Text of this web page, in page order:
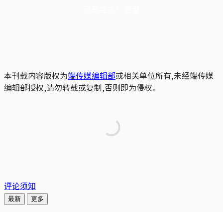
本刊载内容版权为端传媒编辑部或相关单位所有,未经端传媒
编辑部授权,请勿转载或复制,否则即为侵权。
评论须知
最新 更多